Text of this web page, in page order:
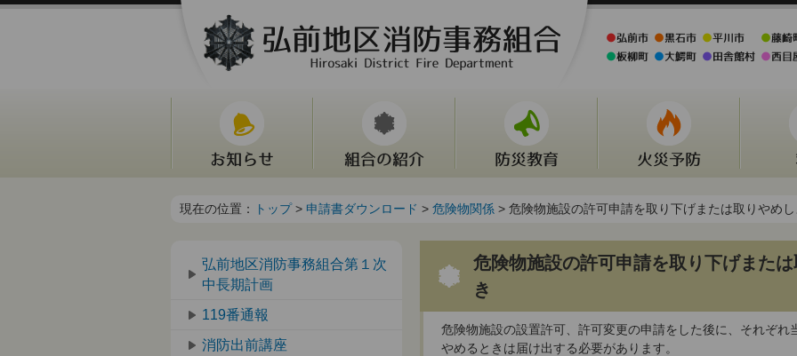
現在の位置： トップ> 申請書ダウンロード > 危険物関係 > 危険物施設の許可申請を取り下げまたは取りやめ
危険物施設の許可申請を取り下げまた
き
危険物施設の設置許可、許可変更の申請をした後に、それぞれ
やめるときは届け出する必要があります。
弘前地区消防事務組合第１次
中長期計画
119番通報
消防出前講座